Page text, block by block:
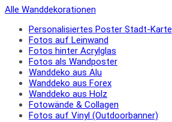
Alle Wanddekorationen
Personalisiertes Poster Stadt-Karte
Fotos auf Leinwand
Fotos hinter Acrylglas
Fotos als Wandposter
Wanddeko aus Alu
Wanddeko aus Forex
Wanddeko aus Holz
Fotowände & Collagen
Fotos auf Vinyl (Outdoorbanner)